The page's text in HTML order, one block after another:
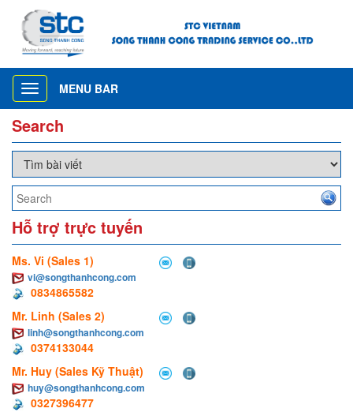
Toggle
navigation
MENU BAR
Search
Hỗ trợ trực tuyến
Ms. Vi (Sales 1)
vi@songthanhcong.com
0834865582
Mr. Linh (Sales 2)
linh@songthanhcong.com
0374133044
Mr. Huy (Sales Kỹ Thuật)
huy@songthanhcong.com
0327396477